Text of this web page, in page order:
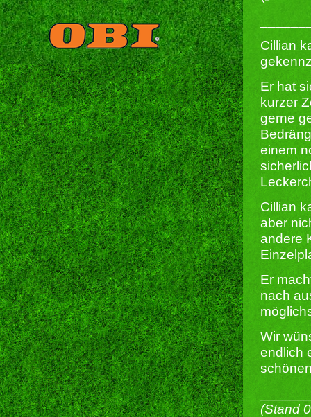
Cillian
Er hat
kurzer
gerne
einem
Cillian
aber
andere
Er
nach
Wir
endlich
(Stand